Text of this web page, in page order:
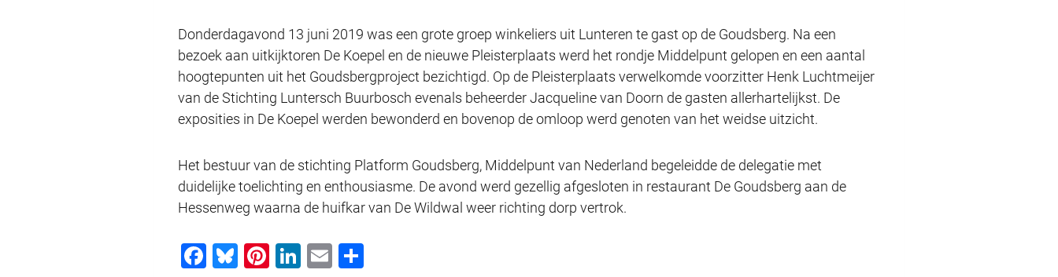
Donderdagavond 13 juni 2019 was een grote groep winkeliers uit Lunteren te gast op de Goudsberg. Na een
bezoek aan uitkijktoren De Koepel en de nieuwe Pleisterplaats werd het rondje Middelpunt gelopen en een aantal
hoogtepunten uit het Goudsbergproject bezichtigd. Op de Pleisterplaats verwelkomde voorzitter Henk Luchtmeijer
van de Stichting Luntersch Buurbosch evenals beheerder Jacqueline van Doorn de gasten allerhartelijkst. De
exposities in De Koepel werden bewonderd en bovenop de omloop werd genoten van het weidse uitzicht.
Het bestuur van de stichting Platform Goudsberg, Middelpunt van Nederland begeleidde de delegatie met
duidelijke toelichting en enthousiasme. De avond werd gezellig afgesloten in restaurant De Goudsberg aan de
Hessenweg waarna de huifkar van De Wildwal weer richting dorp vertrok.
F
Bl Pi Li
E